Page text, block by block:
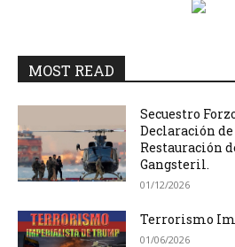
MOST READ
Secuestro
Declaración
Restauración
Gangsteril.
01/12/2026
Terrorismo
01/06/2026